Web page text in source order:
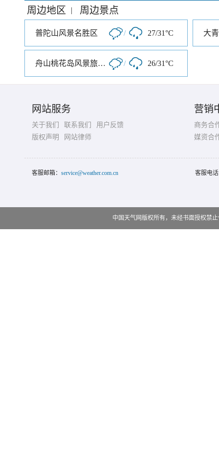
周边地区 | 周边景点
普陀山风景名胜区 / 27/31°C 大
舟山桃花岛风景旅游区 / 26/31°C
网站服务
关于我们 联系我们
用户反馈
版权声明
网站律师
营销
商务合
媒资合
客服邮箱： service@weather.com.cn 客服电
中国天气网版权所有，未经书面授权